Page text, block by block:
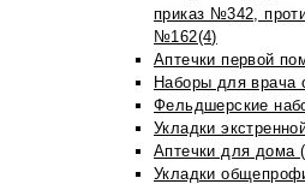
приказ №342,
№162(4)
Аптечки первой
Наборы для врача
Фельдшерские
Укладки
Аптечки для дома
Укладки